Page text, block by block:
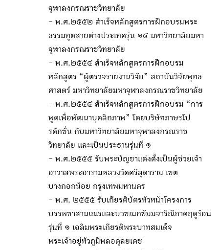
จุฬาลงกรณราชวิทยาลัย
- พ.ศ.๒๕๕๒ สำเร็จหลักสูตรการฝึกอบรมพระ
ธรรมทูตสายต่างประเทศรุ่น ๑๕ มหาวิทยาลัยมหา
จุฬาลงกรณราชวิทยาลัย
- พ.ศ.๒๕๕๔ สำเร็จหลักสูตรการฝึกอบรม
หลักสูตร “ผู้ตรวจรายงานวิจัย” สถาบันวิจัยพุทธ
ศาสตร์ มหาวิทยาลัยมหาจุฬาลงกรณราชวิทยาลัย
- พ.ศ.๒๕๕๔ สำเร็จหลักสูตรการฝึกอบรม “การ
พูดเพื่อพัฒนาบุคลิกภาพ” โดยบริษัทภาษรโป
รดักชั่น กับมหาวิทยาลัยมหาจุฬาลงกรณราช
วิทยาลัย และเป็นประธานรุ่นที่ ๑
- พ.ศ.๒๕๕๕ รับพระบัญชาแต่งตั้งเป็นผู้ช่วยเจ้า
อาวาสพระอารามหลวงวัดศรีสุดาราม เขต
บางกอกน้อย กรุงเทพมหานคร
- พ.ศ. ๒๕๕๕ รับเกียรติบัตรหัวหน้าโครงการ
บรรพชาสามเณรและบวชเนกขัมมจาริณีภาคฤดูร้อน
รุ่นที่ ๑ เฉลิมพระเกียรติพระบาทสมเด็จ
พระเจ้าอยู่หัวภูมิพลอดุลยเดช